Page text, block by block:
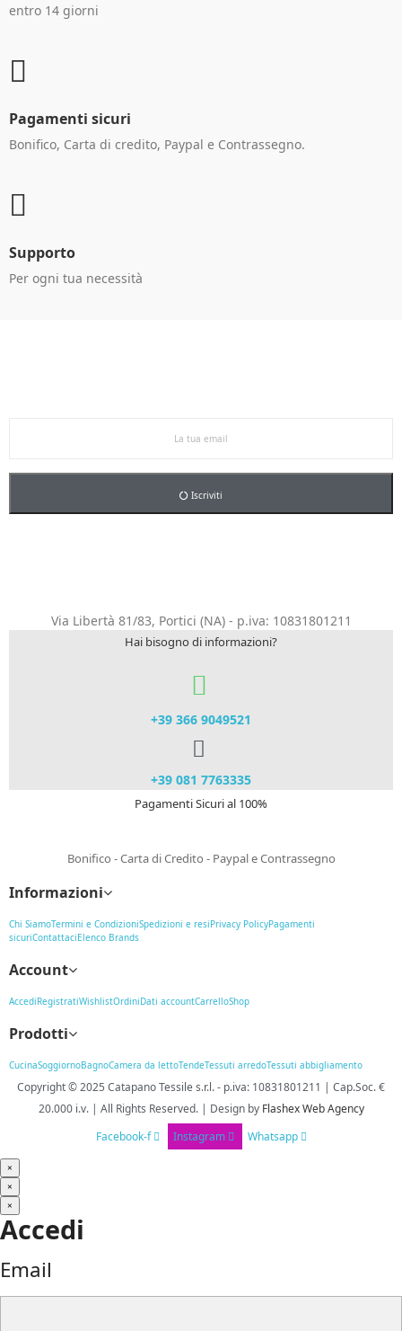
entro 14 giorni
Pagamenti sicuri
Bonifico, Carta di credito, Paypal e Contrassegno.
Supporto
Per ogni tua necessità
Iscriviti
Via Libertà 81/83, Portici (NA) - p.iva: 10831801211
Hai bisogno di informazioni?
+39 366 9049521​
+39 081 7763335
Pagamenti Sicuri al 100%
Bonifico - Carta di Credito - Paypal e Contrassegno
Informazioni
Chi SiamoTermini e CondizioniSpedizioni e resiPrivacy PolicyPagamenti
sicuriContattaciElenco Brands
Account
AccediRegistratiWishlistOrdiniDati accountCarrelloShop
Prodotti
CucinaSoggiornoBagnoCamera da lettoTendeTessuti arredoTessuti abbigliamento
Copyright © 2025 Catapano Tessile s.r.l.- p.iva: 10831801211 | Cap.Soc. €
20.000 i.v. | All Rights Reserved. | Designby Flashex Web Agency
Facebook-f
Instagram Whatsapp
×
×
×
Accedi
Email